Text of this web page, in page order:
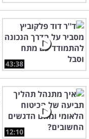
43:38
12:10